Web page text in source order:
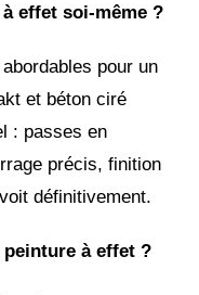
effet soi-même ?
pour un
et béton ciré
: passes en
précis, finition
définitivement.
à effet ?